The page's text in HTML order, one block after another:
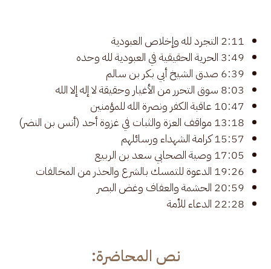
2:11 التجرد لله وإخلاص العبودية
3:49 الحرية الحقيقية في العبودية لله وحده
6:39 صدق الشيخ أبي بكر بن سالم
8:03 سوق التحرر من الأغيار وحقيقة لا إله إلا الله
10:47 عاقبة الكفر ونصرة الله للمؤمنين
13:18 مواقف العزة والثبات في غزوة أحد (أنس بن النضر)
15:57 كرامة الشهداء ورسائلهم
17:05 وصية الصحابي سعد بن الربيع
19:26 الدعوة للتمسك بالشرع والحذر من المخالفات
20:59 الحشمة والعفاف وغض البصر
22:28 الدعاء للأمة
نص المحاضرة: